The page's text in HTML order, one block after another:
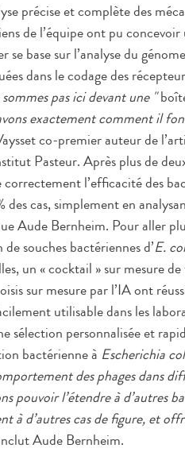
précise et complète des
de l’équipe ont pu
se base sur l’analyse du
dans le codage des
pas ici devant une "
exactement comment il
co-premier auteur de
Pasteur. Après plus de
l’efficacité des
des cas, simplement en
Aude Bernheim. Pour aller
souches bactériennes d’E.
un « cocktail » sur mesure
sur mesure par l’IA ont
utilisable dans les
sélection personnalisée et
bactérienne à Escherichia
des phages dans
pouvoir l’étendre à d’autres
à d’autres cas de figure, et
Aude Bernheim.